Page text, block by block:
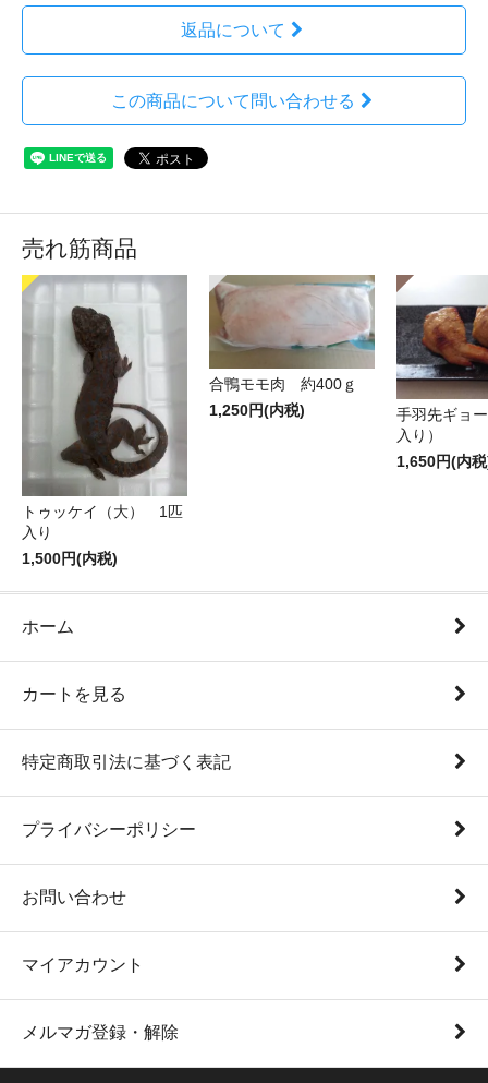
返品について
この商品について問い合わせる
売れ筋商品
トゥッケイ（大） 1匹
入り
1,500円(内税)
合鴨モモ肉 約400ｇ
1,250円(内税)
手羽先ギョ
入り）
1,650円(内
ホーム
カートを見る
特定商取引法に基づく表記
プライバシーポリシー
お問い合わせ
マイアカウント
メルマガ登録・解除